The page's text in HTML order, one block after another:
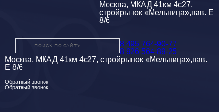
Москва, МКАД 41км 4с27,
стройрынок «Мельница»,пав. Е
8/6
8 495 764-90-77
8 926 564-89-25
Москва, МКАД 41км 4с27, стройрынок «Мельница»,пав.
Е 8/6
Обратный звонок
Обратный звонок